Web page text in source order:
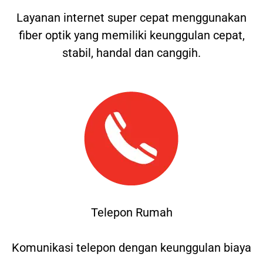
Layanan internet super cepat menggunakan
fiber optik yang memiliki keunggulan cepat,
stabil, handal dan canggih.
Telepon Rumah
Komunikasi telepon dengan keunggulan biaya